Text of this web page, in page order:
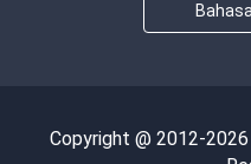
Copyright @ 2012-